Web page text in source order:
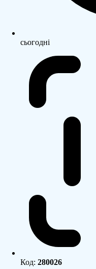
сьогодні
Код: 280026